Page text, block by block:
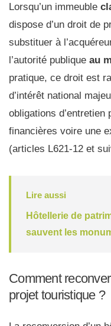
Lorsqu’un immeuble
dispose d’un droit de
substituer à
l’autorité publique au
pratique, ce droit est
d’intérêt national
obligations
financières voire une
(articles L621-12 et
Lire aussi
Hôtellerie de
sauvent les
Comment
projet touristique ?